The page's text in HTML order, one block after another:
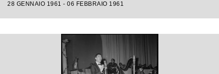
28 GENNAIO 1961 - 06 FEBBRAIO 1961